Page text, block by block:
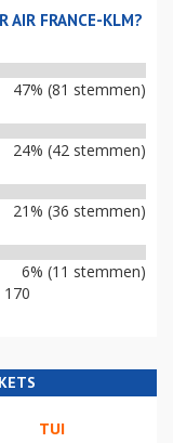
AIR FRANCE-KLM?
47% (81 stemmen)
24% (42 stemmen)
21% (36 stemmen)
6% (11 stemmen)
TUI